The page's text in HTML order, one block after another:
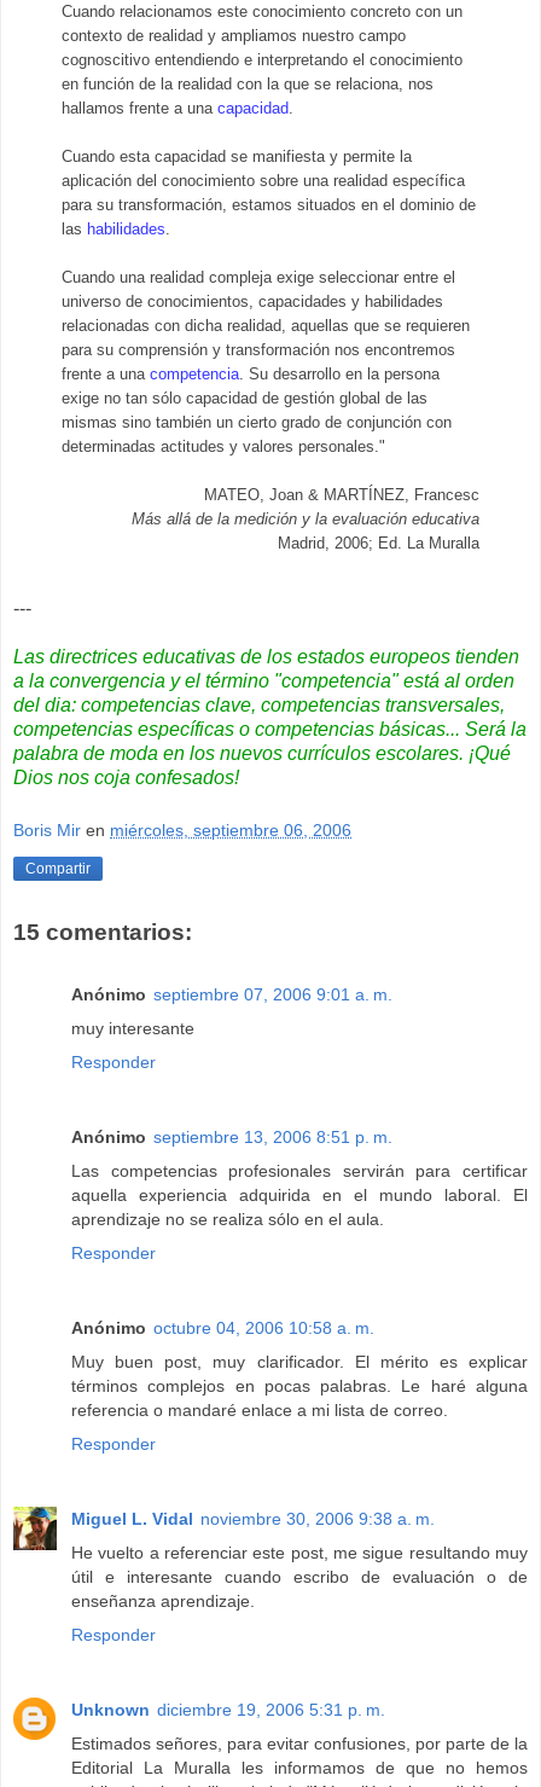
Cuando relacionamos este conocimiento concreto con un
contexto de realidad y ampliamos nuestro campo
cognoscitivo entendiendo e interpretando el conocimiento
en función de la realidad con la que se relaciona, nos
hallamos frente a una capacidad
Cuando esta capacidad se manifiesta y permite la
aplicación del conocimiento sobre una realidad específica
para su transformación, estamos situados en el dominio de
las habilidades
Cuando una realidad compleja exige seleccionar entre el
universo de conocimientos, capacidades y habilidades
relacionadas con dicha realidad, aquellas que se requieren
para su comprensión y transformación nos encontremos
frente a una competencia . Su desarrollo en la persona
exige no tan sólo capacidad de gestión global de las
mismas sino también un cierto grado de conjunción con
determinadas actitudes y valores personales."
MATEO, Joan & MARTÍNEZ, Francesc
Más allá de la medición y la evaluación educativa
Madrid, 2006; Ed. La Muralla
---
Las directrices educativas de los estados europeos tienden
a la convergencia y el término "competencia" está al orden
del dia: competencias clave, competencias transversales,
competencias específicas o competencias básicas... Será la
palabra de moda en los nuevos currículos escolares. ¡Qué
Dios nos coja confesados!
Boris Mir en miércoles, septiembre 06, 2006
Compartir
15 comentarios:
Anónimo septiembre 07, 2006 9:01 a. m.
muy interesante
Responder
Anónimo septiembre 13, 2006 8:51 p. m.
Las competencias profesionales servirán para certificar
aquella experiencia adquirida en el mundo laboral. El
aprendizaje no se realiza sólo en el aula.
Responder
Anónimo octubre 04, 2006 10:58 a. m.
Muy buen post, muy clarificador. El mérito es explicar
términos complejos en pocas palabras. Le haré alguna
referencia o mandaré enlace a mi lista de correo.
Responder
Miguel L. Vidal noviembre 30, 2006 9:38 a. m.
He vuelto a referenciar este post, me sigue resultando muy
útil e interesante cuando escribo de evaluación o de
enseñanza aprendizaje.
Responder
Unknown diciembre 19, 2006 5:31 p. m.
Estimados señores, para evitar confusiones, por parte de la
Editorial La Muralla les informamos de que no hemos